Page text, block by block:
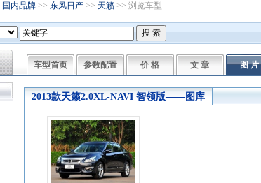
国内品牌>> 东风日产>> 天籁>> 浏览车型
车型首页 参数配置 价 格 文 章 图 片
2013款天籁2.0XL-NAVI 智领版——图库